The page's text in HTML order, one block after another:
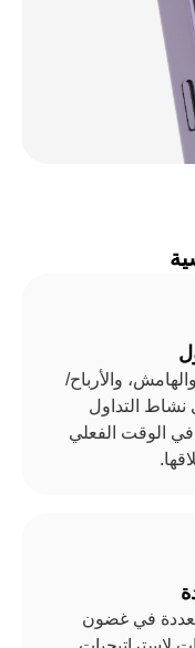
والأرباح/
نشاط التداول
الوقت الفعلي
في غضون